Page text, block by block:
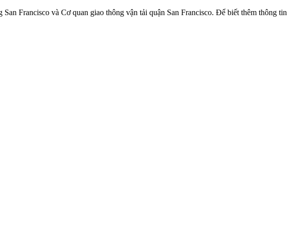
Francisco và Cơ quan giao thông vận tải quận San Francisco. Để biết thêm thông tin